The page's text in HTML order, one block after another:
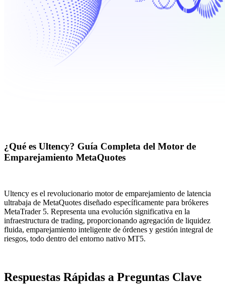
¿Qué es Ultency? Guía Completa del Motor de
Emparejamiento MetaQuotes
Ultency es el revolucionario motor de emparejamiento de latencia
ultrabaja de MetaQuotes diseñado específicamente para brókeres
MetaTrader 5. Representa una evolución significativa en la
infraestructura de trading, proporcionando agregación de liquidez
fluida, emparejamiento inteligente de órdenes y gestión integral de
riesgos, todo dentro del entorno nativo MT5.
Respuestas Rápidas a Preguntas Clave